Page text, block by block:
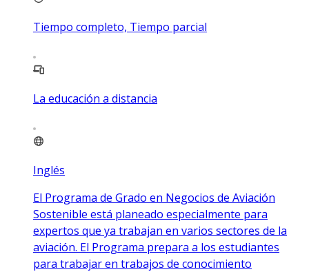
Tiempo completo, Tiempo parcial
La educación a distancia
Inglés
El Programa de Grado en Negocios de Aviación
Sostenible está planeado especialmente para
expertos que ya trabajan en varios sectores de la
aviación. El Programa prepara a los estudiantes
para trabajar en trabajos de conocimiento